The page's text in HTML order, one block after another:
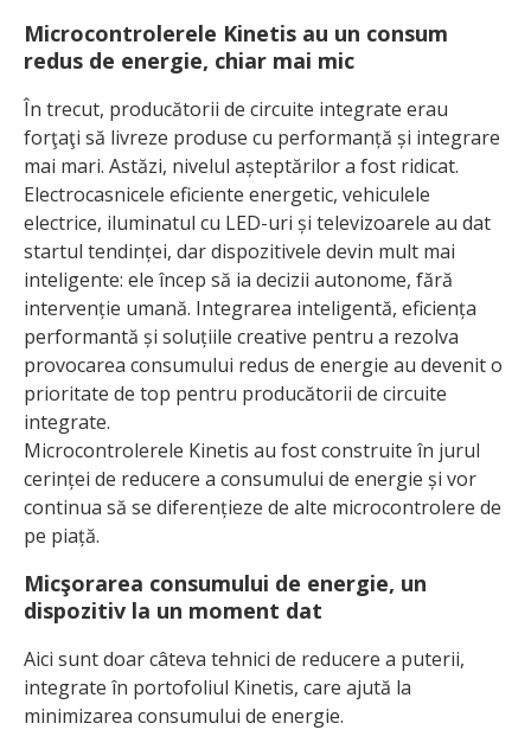
Microcontrolerele Kinetis au un consum
redus de energie, chiar mai mic
În trecut, producătorii de circuite integrate erau
forţaţi să livreze produse cu performanță și integrare
mai mari. Astăzi, nivelul așteptărilor a fost ridicat.
Electrocasnicele eficiente energetic, vehi­culele
electrice, iluminatul cu LED-uri și televizoarele au dat
startul tendinței, dar dispozitivele devin mult mai
inteligente: ele încep să ia decizii autonome, fără
intervenție umană. Integrarea inteligentă, eficiența
performantă și soluțiile crea­tive pentru a rezolva
provocarea consumului redus de energie au devenit o
prioritate de top pentru producătorii de circuite
integrate.
Microcontrolerele Kinetis au fost construite în jurul
cerinței de reducere a consumului de energie și vor
continua să se diferențieze de alte microcontrolere de
pe piață.
Micşorarea consumului de energie, un
dispozitiv la un moment dat
Aici sunt doar câteva tehnici de reducere a puterii,
integrate în portofoliul Kinetis, care ajută la
minimizarea consumului de energie.